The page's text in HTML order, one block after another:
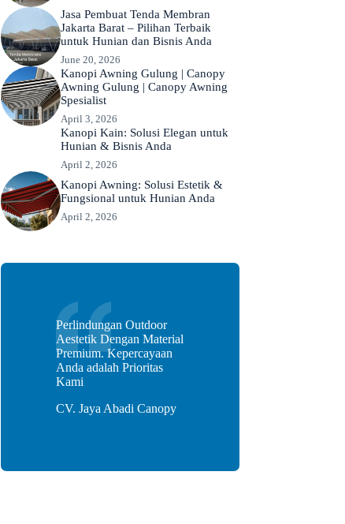
Jasa Pembuat Tenda Membran
Jakarta Barat – Pilihan Terbaik
untuk Hunian dan Bisnis Anda
June 20, 2026
Kanopi Awning Gulung | Canopy
Awning Gulung | Canopy Awning
Spesialist
April 3, 2026
Kanopi Kain: Solusi Elegan untuk
Hunian & Bisnis Anda
April 2, 2026
Kanopi Awning: Solusi Estetik &
Fungsional untuk Hunian Anda
April 2, 2026
Perlindungan Outdoor
Aestetik Dengan Material
Premium. Kepercayaan
Anda adalah Prioritas
Kami
CV. Jaya Abadi Canopy